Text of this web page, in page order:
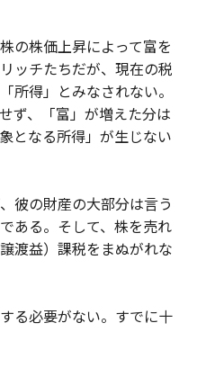
の株価上昇によって富を
ッチたちだが、現在の税
所得」とみなされない。
ず、「富」が増えた分は
となる所得」が生じない
彼の財産の大部分は言う
ある。そして、株を売れ
渡益）課税をまぬがれな
る必要がない。すでに十